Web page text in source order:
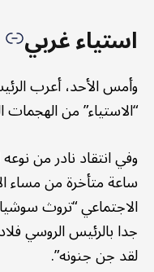
استياء غربي
وأمس الأحد، أعرب
“الاستياء” من الهجمات
وفي انتقاد نادر من
ساعة متأخرة من مساء
الاجتماعي “تروث
جدا بالرئيس الروسي
لقد جن جنونه”.